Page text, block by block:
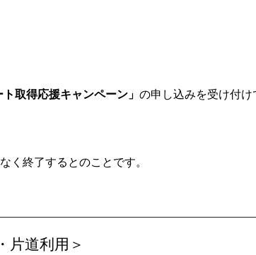
取得応援キャンペーン」 の申し込みを受け付け
く終了するとのことです。
道利用＞